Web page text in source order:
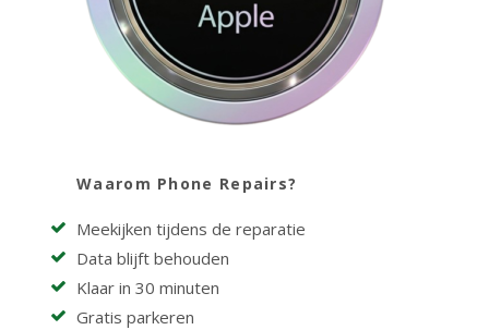
Waarom Phone Repairs?
Meekijken tijdens de reparatie
Data blijft behouden
Klaar in 30 minuten
Gratis parkeren